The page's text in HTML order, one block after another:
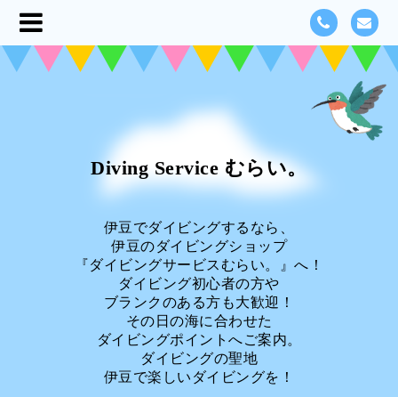
Diving Service むらい。
伊豆でダイビングするなら、
伊豆のダイビングショップ
『ダイビングサービスむらい。』へ！
ダイビング初心者の方や
ブランクのある方も大歓迎！
その日の海に合わせた
ダイビングポイントへご案内。
ダイビングの聖地
伊豆で楽しいダイビングを！